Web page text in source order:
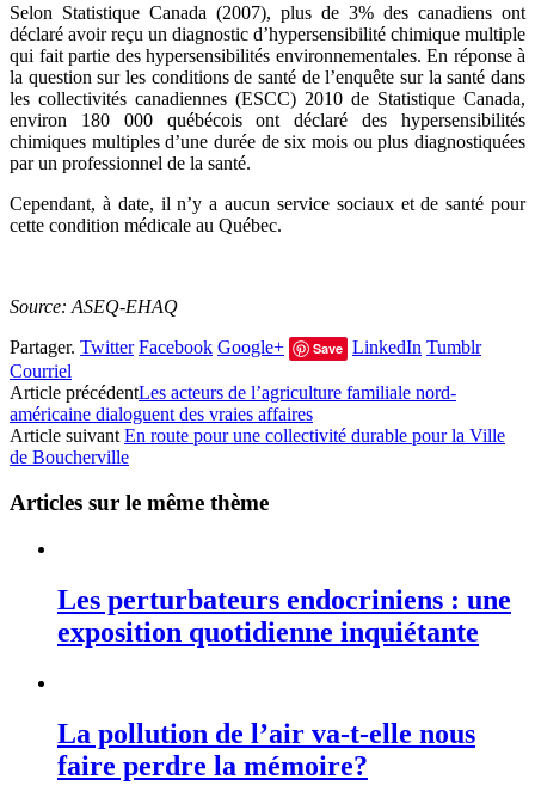
Selon Statistique Canada (2007), plus de 3% des canadiens ont
déclaré avoir reçu un diagnostic d’hypersensibilité chimique multiple
qui fait partie des hypersensibilités environnementales. En réponse à
la question sur les conditions de santé de l’enquête sur la santé dans
les collectivités canadiennes (ESCC) 2010 de Statistique Canada,
environ 180 000 québécois ont déclaré des hypersensibilités
chimiques multiples d’une durée de six mois ou plus diagnostiquées
par un professionnel de la santé.
Cependant, à date, il n’y a aucun service sociaux et de santé pour
cette condition médicale au Québec.
Source: ASEQ-EHAQ
Partager. Twitter Facebook Google+ Save LinkedIn Tumblr
Courriel
Article précédentLes acteurs de l’agriculture familiale nord-
américaine dialoguent des vraies affaires
Article suivant En route pour une collectivité durable pour la Ville
de Boucherville
Articles sur le même thème
Les perturbateurs endocriniens : une
exposition quotidienne inquiétante
La pollution de l’air va-t-elle nous
faire perdre la mémoire?